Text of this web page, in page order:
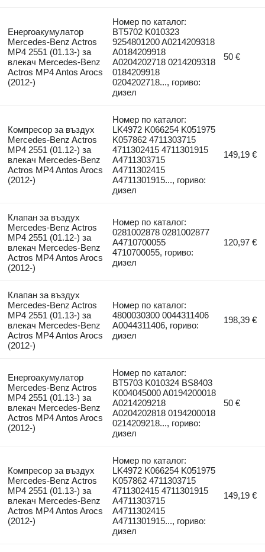
Енергоакумулатор
Mercedes-Benz Actros
MP4 2551 (01.13-) за
влекач Mercedes-Benz
Actros MP4 Antos Arocs
(2012-)
Номер по каталог:
BT5702 K010323
9254801200 A0214209318
A0184209918
A0204202718 0214209318
0184209918
0204202718..., гориво:
дизел
50 €
Компресор за въздух
Mercedes-Benz Actros
MP4 2551 (01.12-) за
влекач Mercedes-Benz
Actros MP4 Antos Arocs
(2012-)
Номер по каталог:
LK4972 K066254 K051975
K057862 4711303715
4711302415 4711301915
A4711303715
A4711302415
A4711301915..., гориво:
дизел
149,19 €
Клапан за въздух
Mercedes-Benz Actros
MP4 2551 (01.12-) за
влекач Mercedes-Benz
Actros MP4 Antos Arocs
(2012-)
Номер по каталог:
0281002878 0281002877
A4710700055
4710700055, гориво:
дизел
120,97 €
Клапан за въздух
Mercedes-Benz Actros
MP4 2551 (01.13-) за
влекач Mercedes-Benz
Actros MP4 Antos Arocs
(2012-)
Номер по каталог:
4800030300 0044311406
A0044311406, гориво:
дизел
198,39 €
Енергоакумулатор
Mercedes-Benz Actros
MP4 2551 (01.13-) за
влекач Mercedes-Benz
Actros MP4 Antos Arocs
(2012-)
Номер по каталог:
BT5703 K010324 BS8403
K004045000 A0194200018
A0214209218
A0204202818 0194200018
0214209218..., гориво:
дизел
50 €
Компресор за въздух
Mercedes-Benz Actros
MP4 2551 (01.13-) за
влекач Mercedes-Benz
Actros MP4 Antos Arocs
(2012-)
Номер по каталог:
LK4972 K066254 K051975
K057862 4711303715
4711302415 4711301915
A4711303715
A4711302415
A4711301915..., гориво:
дизел
149,19 €